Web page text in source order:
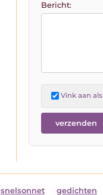
Bericht:
Vink aan
snelsonnet gedichten